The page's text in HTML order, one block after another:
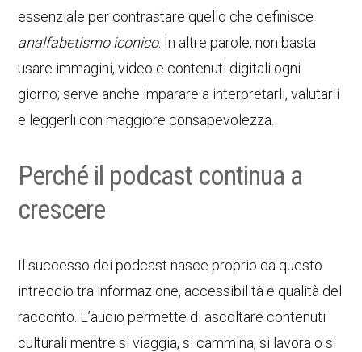
essenziale per contrastare quello che definisce
analfabetismo iconico. In altre parole, non basta
usare immagini, video e contenuti digitali ogni
giorno; serve anche imparare a interpretarli, valutarli
e leggerli con maggiore consapevolezza.
Perché il podcast continua a
crescere
Il successo dei podcast nasce proprio da questo
intreccio tra informazione, accessibilità e qualità del
racconto. L’audio permette di ascoltare contenuti
culturali mentre si viaggia, si cammina, si lavora o si